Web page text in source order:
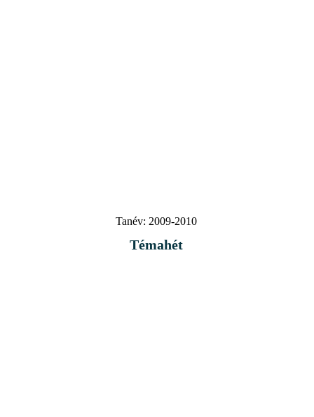
Tanév: 2009-2010
Témahét